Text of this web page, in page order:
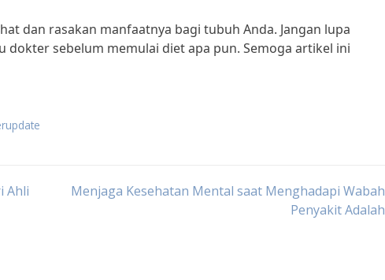
dan rasakan manfaatnya bagi tubuh Anda. Jangan lupa
sebelum memulai diet apa pun. Semoga artikel ini
Ahli
Menjaga Kesehatan Mental saat Menghadapi Wabah
Penyakit Adalah